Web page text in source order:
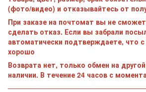
(фото/видео) и отказывайтесь от
При заказе на почтомат вы не
сделать отказ. Если вы забрали
автоматически подтверждаете, что
хорошо
Возврата нет, только обмен на
наличии. В течение 24 часов с